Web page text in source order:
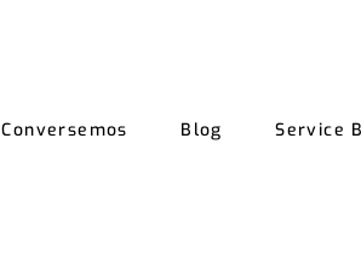
Conversemos Blog Service